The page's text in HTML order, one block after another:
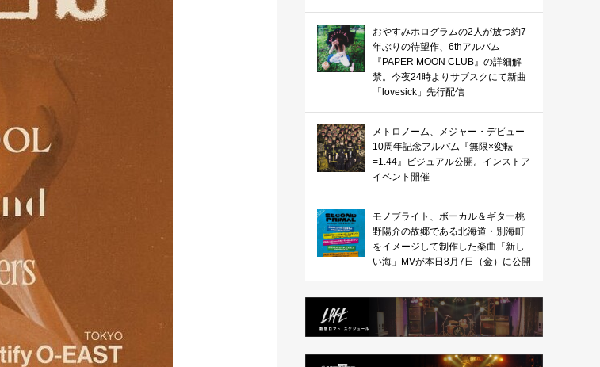
おやすみホログラムの2人が放つ約7
年ぶりの待望作、6thアルバム
『PAPER MOON CLUB』の詳細解
禁。今夜24時よりサブスクにて新曲
「lovesick」先行配信
メトロノーム、メジャー・デビュー
10周年記念アルバム『無限×変転
=1.44』ビジュアル公開。インストア
イベント開催
モノブライト、ボーカル＆ギター桃
野陽介の故郷である北海道・別海町
をイメージして制作した楽曲「新し
い海」MVが本日8月7日（金）に公開